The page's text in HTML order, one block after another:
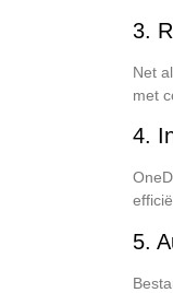
3.
Net
met
4.
5.